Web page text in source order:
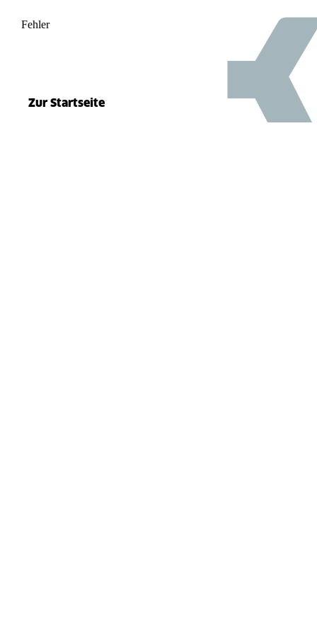
Fehler 500
Zur Startseite